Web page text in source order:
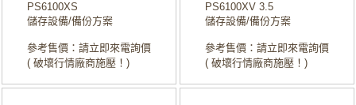
PS6100XS
儲存設備/備份方案
參考售價：請立即來電詢價
( 破壞行情廠商施壓！)
PS6100XV 3.5
儲存設備/備份方案
參考售價：請立即來電詢價
( 破壞行情廠商施壓！)